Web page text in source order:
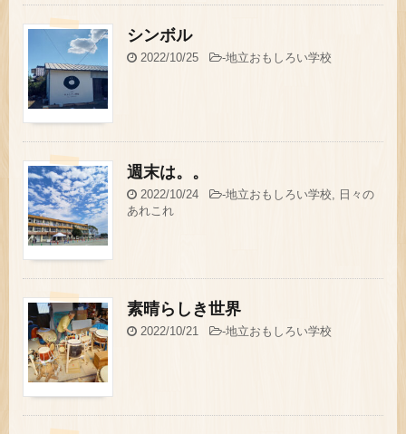
シンボル
2022/10/25 -地立おもしろい学校
週末は。。
2022/10/24 -地立おもしろい学校
日々の
あれこれ
素晴らしき世界
2022/10/21 -地立おもしろい学校